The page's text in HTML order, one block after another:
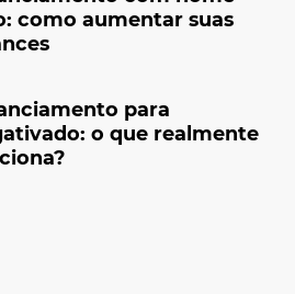
como aumentar suas
para
o que realmente